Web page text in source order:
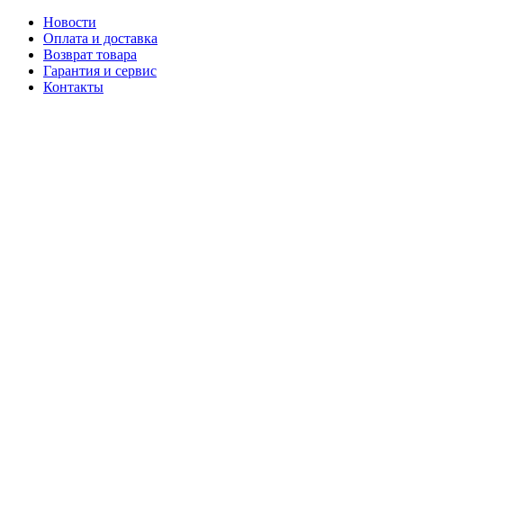
Новости
Оплата и доставка
Возврат товара
Гарантия и сервис
Контакты